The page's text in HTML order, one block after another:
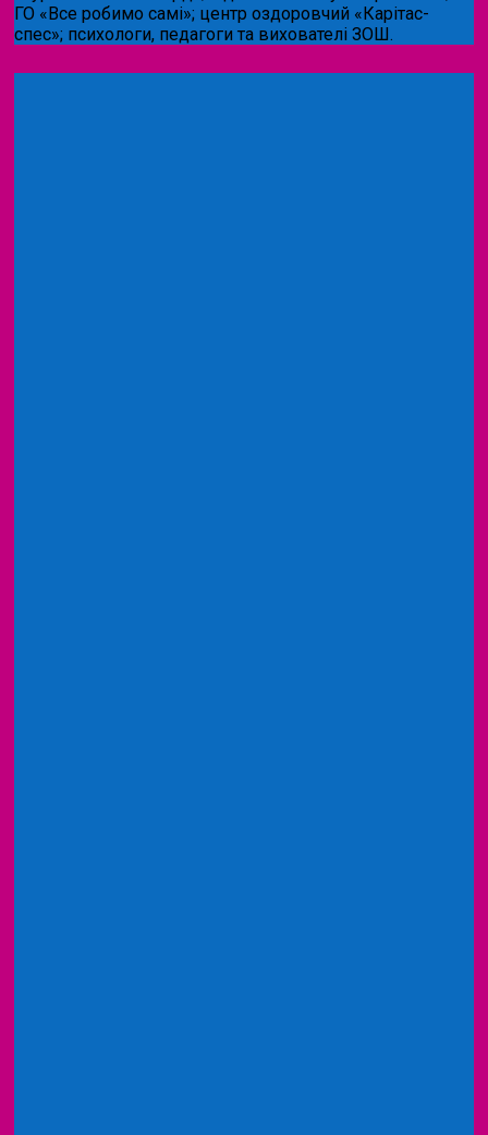
ГО «Все робимо самі»; центр оздоровчий «Карітас-
спес»; психологи, педагоги та вихователі ЗОШ.